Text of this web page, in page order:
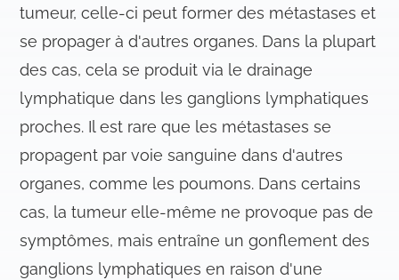
tumeur, celle-ci peut former des métastases et
se propager à d'autres organes. Dans la plupart
des cas, cela se produit via le drainage
lymphatique dans les ganglions lymphatiques
proches. Il est rare que les métastases se
propagent par voie sanguine dans d'autres
organes, comme les poumons. Dans certains
cas, la tumeur elle-même ne provoque pas de
symptômes, mais entraîne un gonflement des
ganglions lymphatiques en raison d'une